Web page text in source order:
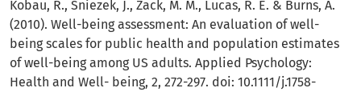
Kobau, R., Sniezek, J., Zack, M. M., Lucas, R. E. & Burns, A.
(2010). Well-being assessment: An evaluation of well-
being scales for public health and population estimates
of well-being among US adults. Applied Psychology:
Health and Well- being, 2, 272-297. doi: 10.1111/j.1758-